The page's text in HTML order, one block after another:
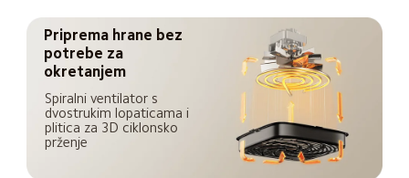
Priprema hrane bez
potrebe za
okretanjem
Spiralni ventilator s
dvostrukim lopaticama i
plitica za 3D ciklonsko
prženje